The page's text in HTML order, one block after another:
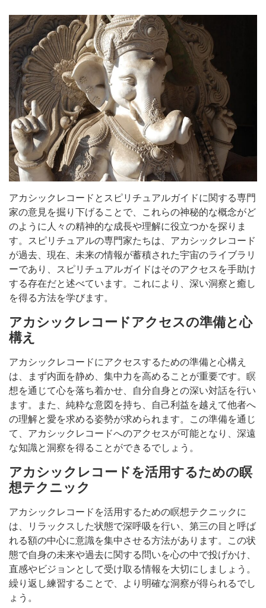
アカシックレコードとスピリチュアルガイドに関する専門
家の意見を掘り下げることで、これらの神秘的な概念がど
のように人々の精神的な成長や理解に役立つかを探りま
す。スピリチュアルの専門家たちは、アカシックレコード
が過去、現在、未来の情報が蓄積された宇宙のライブラリ
ーであり、スピリチュアルガイドはそのアクセスを手助け
する存在だと述べています。これにより、深い洞察と癒し
を得る方法を学びます。
アカシックレコードアクセスの準備と心
構え
アカシックレコードにアクセスするための準備と心構え
は、まず内面を静め、集中力を高めることが重要です。瞑
想を通じて心を落ち着かせ、自分自身との深い対話を行い
ます。また、純粋な意図を持ち、自己利益を越えて他者へ
の理解と愛を求める姿勢が求められます。この準備を通じ
て、アカシックレコードへのアクセスが可能となり、深遠
な知識と洞察を得ることができるでしょう。
アカシックレコードを活用するための瞑
想テクニック
アカシックレコードを活用するための瞑想テクニックに
は、リラックスした状態で深呼吸を行い、第三の目と呼ば
れる額の中心に意識を集中させる方法があります。この状
態で自身の未来や過去に関する問いを心の中で投げかけ、
直感やビジョンとして受け取る情報を大切にしましょう。
繰り返し練習することで、より明確な洞察が得られるでし
ょう。